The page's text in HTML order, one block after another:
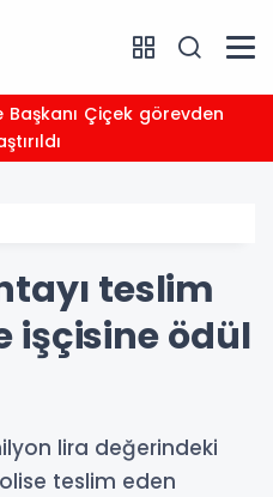
teslim
işçisine ödül
lira değerindeki
teslim eden